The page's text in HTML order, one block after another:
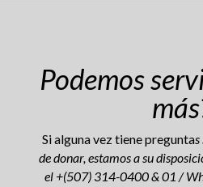
Podemos
Si alguna vez tiene pregunta
de donar, estamos a su
el +(507) 314-0400 & 01 /